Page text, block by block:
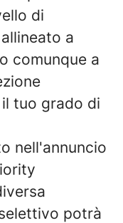
di
a
comunque a
tuo grado di
nell'annuncio
potrà